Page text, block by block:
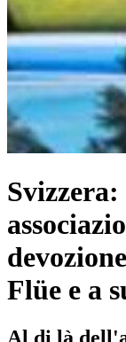
Flüe e a
Al di là